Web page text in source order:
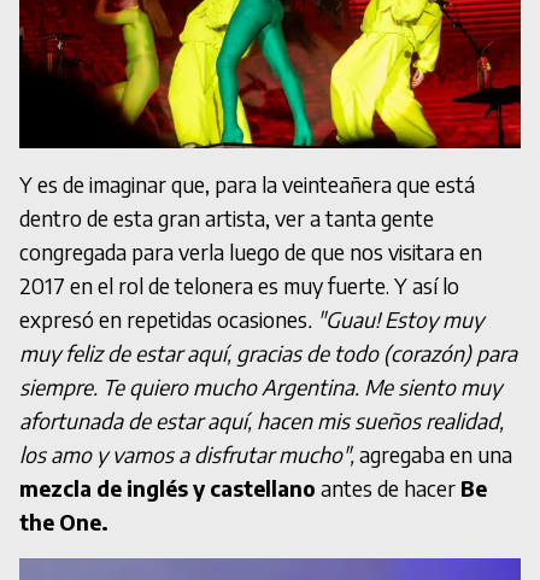
Y es de imaginar que, para la veinteañera que está
dentro de esta gran artista, ver a tanta gente
congregada para verla luego de que nos visitara en
2017 en el rol de telonera es muy fuerte. Y así lo
expresó en repetidas ocasiones. "Guau! Estoy muy
muy feliz de estar aquí, gracias de todo (corazón) para
siempre. Te quiero mucho Argentina. Me siento muy
afortunada de estar aquí, hacen mis sueños realidad,
los amo y vamos a disfrutar mucho",agregaba en una
mezcla de inglés y castellano antes de hacer Be
the One.